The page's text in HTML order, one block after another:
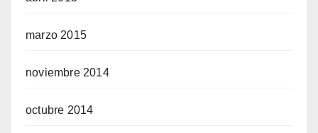
marzo 2015
noviembre 2014
octubre 2014